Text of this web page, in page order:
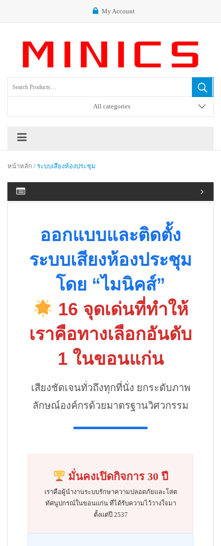
My Account
All categories
หน้าหลัก / ระบบเสียงห้องประชุม
ออกแบบและติดตั้ง
ระบบเสียงห้องประชุม
โดย “ไมนิคส์”
16 จุดเด่นที่ทำให้
เราคือทางเลือกอันดับ
1 ในขอนแก่น
เสียงชัดเจนทั่วถึงทุกที่นั่ง ยกระดับภาพ
ลักษณ์องค์กรด้วยมาตรฐานวิศวกรรม
มั่นคงเปิดกิจการ 30 ปี
เราคือผู้นำงานระบบรักษาความปลอดภัยและโสต
ทัศนูปกรณ์ในขอนแก่น ที่ได้รับความไว้วางใจมา
ตั้งแต่ปี 2537